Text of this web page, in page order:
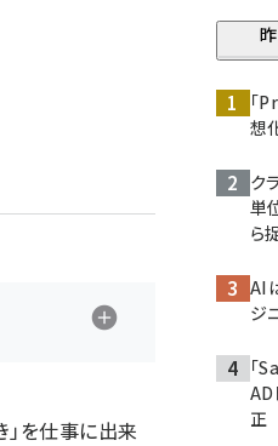
」を仕事に出来
「
想
ク
単
ら
AI
ジ
「
AD
正